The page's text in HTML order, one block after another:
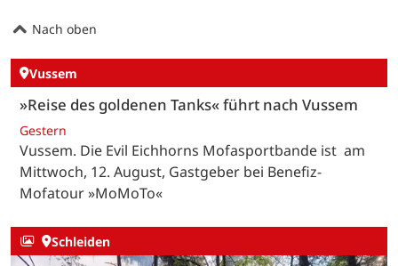
Nach oben
Vussem
»Reise des goldenen Tanks« führt nach Vussem
Gestern
Vussem. Die Evil Eichhorns Mofasportbande ist am
Mittwoch, 12. August, Gastgeber bei Benefiz-
Mofatour »MoMoTo«
Schleiden